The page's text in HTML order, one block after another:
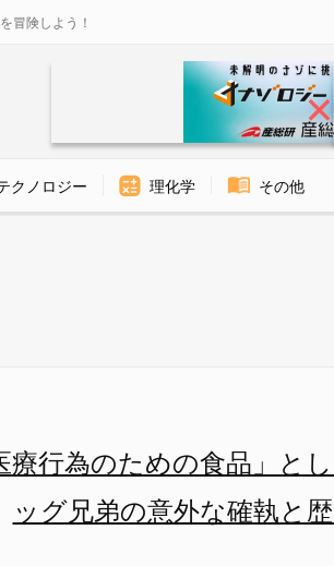
冒険しよう！
クノロジー 理化学 その他
療行為のための食品」と
ッグ兄弟の意外な確執と